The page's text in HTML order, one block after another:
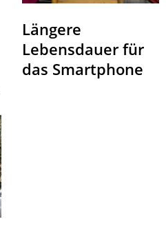
Längere
Lebensdauer für
das Smartphone